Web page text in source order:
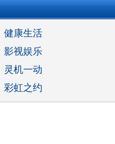
健康生活
影视娱乐
灵机一动
彩虹之约